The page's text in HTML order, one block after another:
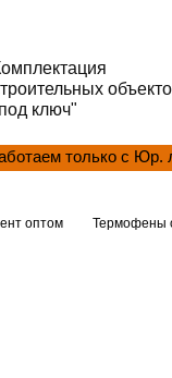
ключ"
только с Юр.
оптом Термофены